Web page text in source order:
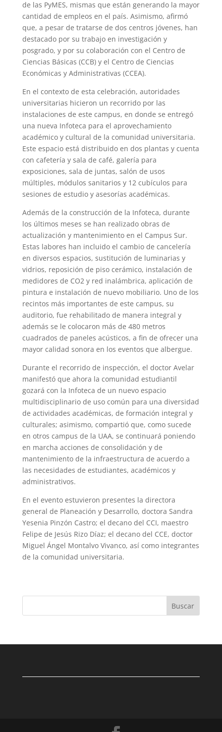
de las PyMES, mismas que están generando la mayor
cantidad de empleos en el país. Asimismo, afirmó
que, a pesar de tratarse de dos centros jóvenes, han
destacado por su trabajo en investigación y
posgrado, y por su colaboración con el Centro de
Ciencias Básicas (CCB) y el Centro de Ciencias
Económicas y Administrativas (CCEA).
En el contexto de esta celebración, autoridades
universitarias hicieron un recorrido por las
instalaciones de este campus, en donde se entregó
una nueva Infoteca para el aprovechamiento
académico y cultural de la comunidad universitaria.
Este espacio está distribuido en dos plantas y cuenta
con cafetería y sala de café, galería para
exposiciones, sala de juntas, salón de usos
múltiples, módulos sanitarios y 12 cubículos para
sesiones de estudio y asesorías académicas.
Además de la construcción de la Infoteca, durante
los últimos meses se han realizado obras de
actualización y mantenimiento en el Campus Sur.
Estas labores han incluido el cambio de cancelería
en diversos espacios, sustitución de luminarias y
vidrios, reposición de piso cerámico, instalación de
medidores de CO2 y red inalámbrica, aplicación de
pintura e instalación de nuevo mobiliario. Uno de los
recintos más importantes de este campus, su
auditorio, fue rehabilitado de manera integral y
además se le colocaron más de 480 metros
cuadrados de paneles acústicos, a fin de ofrecer una
mayor calidad sonora en los eventos que albergue.
Durante el recorrido de inspección, el doctor Avelar
manifestó que ahora la comunidad estudiantil
gozará con la Infoteca de un nuevo espacio
multidisciplinario de uso común para una diversidad
de actividades académicas, de formación integral y
culturales; asimismo, compartió que, como sucede
en otros campus de la UAA, se continuará poniendo
en marcha acciones de consolidación y de
mantenimiento de la infraestructura de acuerdo a
las necesidades de estudiantes, académicos y
administrativos.
En el evento estuvieron presentes la directora
general de Planeación y Desarrollo, doctora Sandra
Yesenia Pinzón Castro; el decano del CCI, maestro
Felipe de Jesús Rizo Díaz; el decano del CCE, doctor
Miguel Ángel Montalvo Vivanco, así como integrantes
de la comunidad universitaria.
Buscar